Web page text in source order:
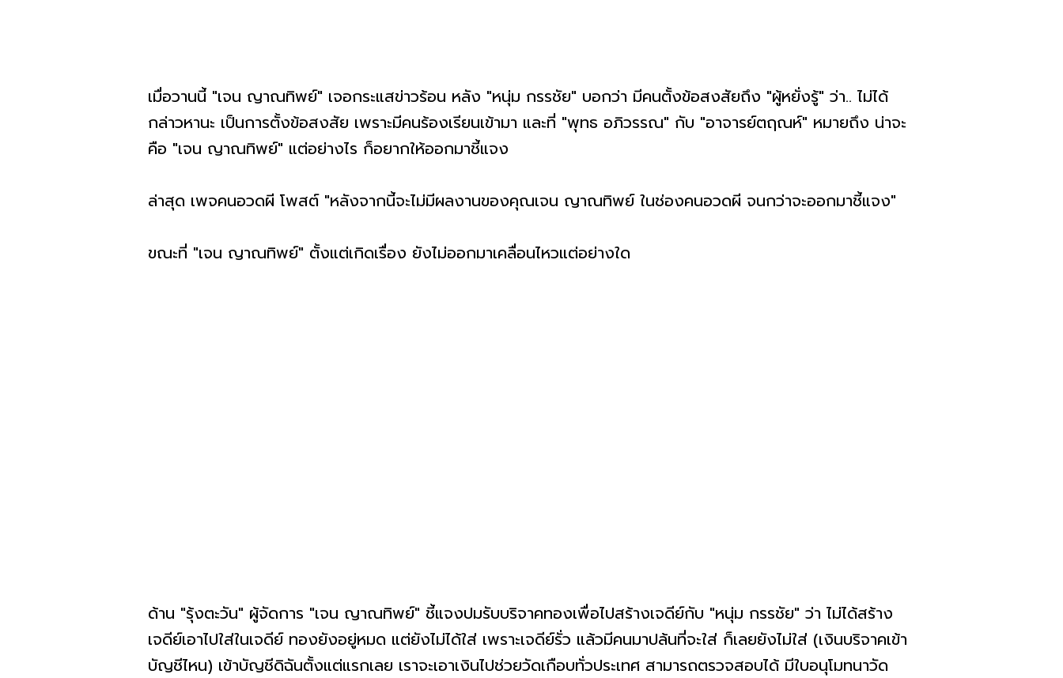
เมื่อวานนี้ "เจน ญาณทิพย์" เจอกระแสข่าวร้อน หลัง "หนุ่ม กรรชัย" บอกว่า มีคนตั้งข้อสงสัยถึง "ผู้หยั่งรู้" ว่า.. ไม่ได้
กล่าวหานะ เป็นการตั้งข้อสงสัย เพราะมีคนร้องเรียนเข้ามา และที่ "พุทธ อภิวรรณ" กับ "อาจารย์ตฤณห์" หมายถึง น่าจะ
คือ "เจน ญาณทิพย์" แต่อย่างไร ก็อยากให้ออกมาชี้แจง
ล่าสุด เพจคนอวดผี โพสต์ "หลังจากนี้จะไม่มีผลงานของคุณเจน ญาณทิพย์ ในช่องคนอวดผี จนกว่าจะออกมาชี้แจง"
ขณะที่ "เจน ญาณทิพย์" ตั้งแต่เกิดเรื่อง ยังไม่ออกมาเคลื่อนไหวแต่อย่างใด
ด้าน "รุ้งตะวัน" ผู้จัดการ "เจน ญาณทิพย์" ชี้แจงปมรับบริจาคทองเพื่อไปสร้างเจดีย์กับ "หนุ่ม กรรชัย" ว่า ไม่ได้สร้าง
เจดีย์เอาไปใส่ในเจดีย์ ทองยังอยู่หมด แต่ยังไม่ได้ใส่ เพราะเจดีย์รั่ว แล้วมีคนมาปล้นที่จะใส่ ก็เลยยังไม่ใส่ (เงินบริจาคเข้า
บัญชีไหน) เข้าบัญชีดิฉันตั้งแต่แรกเลย เราจะเอาเงินไปช่วยวัดเกือบทั่วประเทศ สามารถตรวจสอบได้ มีใบอนุโมทนาวัด